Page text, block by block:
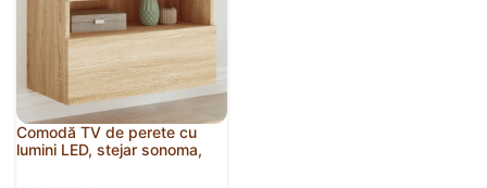
Comodă TV de perete cu
lumini LED, stejar sonoma,